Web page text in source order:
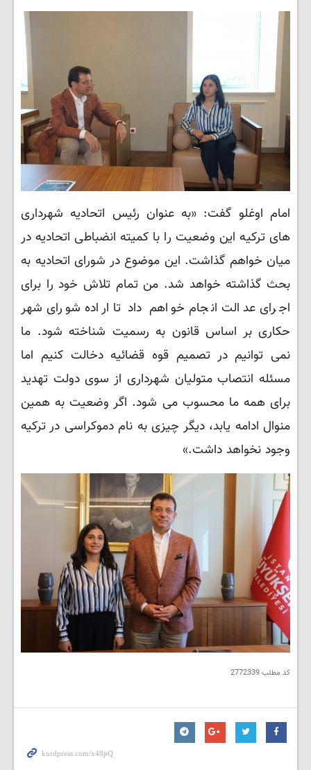
امام اوغلو گفت: «به عنوان رئیس اتحادیه شهرداری
های ترکیه این وضعیت را با کمیته انضباطی اتحادیه در
میان خواهم گذاشت. این موضوع در شورای اتحادیه به
بحث گذاشته خواهد شد. من تمام تلاش خود را برای
اجرای عدالت انجام خواهم داد تا اراده شورای شهر
حکاری بر اساس قانون به رسمیت شناخته شود. ما
نمی توانیم در تصمیم قوه قضائیه دخالت کنیم اما
مسئله انتصاب متولیان شهرداری از سوی دولت تهدید
برای همه ما محسوب می شود. اگر وضعیت به همین
منوال ادامه یابد، دیگر چیزی به نام دموکراسی در ترکیه
وجود نخواهد داشت.»
کد مطلب2772339